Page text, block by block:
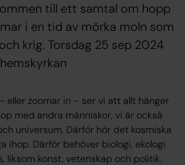
till ett samtal om hopp
i en tid av mörka moln som
krig. Torsdag 25 sep 2024
eller zoomar in – ser vi att allt hänger
med andra människor, vi är också
universum. Därför hör det kosmiska
ihop. Därför behöver biologi, ekologi
liksom konst, vetenskap och politik.